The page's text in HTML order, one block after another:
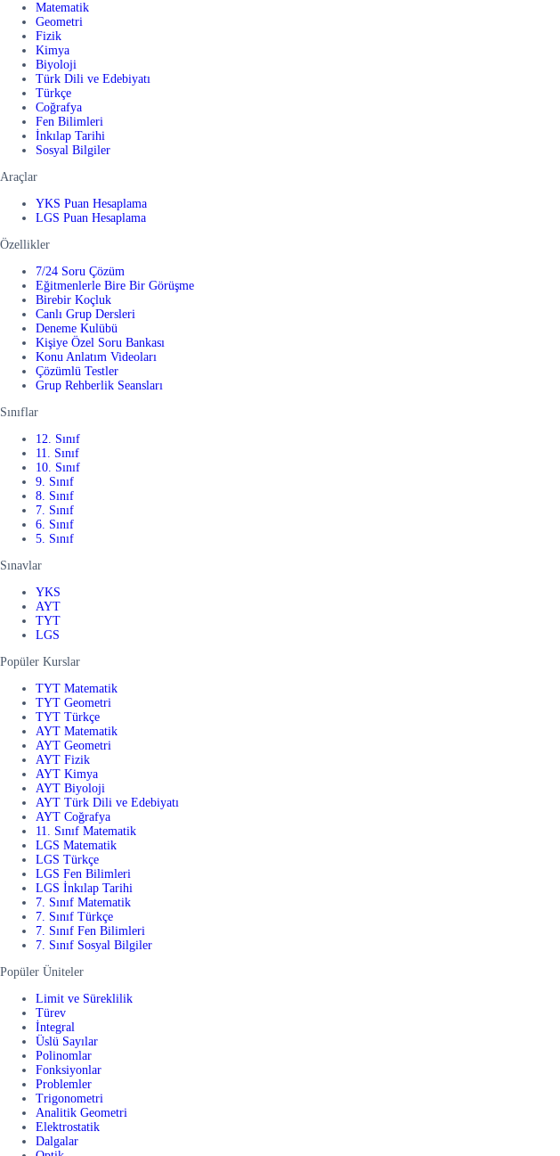
Matematik
Geometri
Fizik
Kimya
Biyoloji
Türk Dili ve Edebiyatı
Türkçe
Coğrafya
Fen Bilimleri
İnkılap Tarihi
Sosyal Bilgiler
Araçlar
YKS Puan Hesaplama
LGS Puan Hesaplama
Özellikler
7/24 Soru Çözüm
Eğitmenlerle Bire Bir Görüşme
Birebir Koçluk
Canlı Grup Dersleri
Deneme Kulübü
Kişiye Özel Soru Bankası
Konu Anlatım Videoları
Çözümlü Testler
Grup Rehberlik Seansları
Sınıflar
12. Sınıf
11. Sınıf
10. Sınıf
9. Sınıf
8. Sınıf
7. Sınıf
6. Sınıf
5. Sınıf
Sınavlar
YKS
AYT
TYT
LGS
Popüler Kurslar
TYT Matematik
TYT Geometri
TYT Türkçe
AYT Matematik
AYT Geometri
AYT Fizik
AYT Kimya
AYT Biyoloji
AYT Türk Dili ve Edebiyatı
AYT Coğrafya
11. Sınıf Matematik
LGS Matematik
LGS Türkçe
LGS Fen Bilimleri
LGS İnkılap Tarihi
7. Sınıf Matematik
7. Sınıf Türkçe
7. Sınıf Fen Bilimleri
7. Sınıf Sosyal Bilgiler
Popüler Üniteler
Limit ve Süreklilik
Türev
İntegral
Üslü Sayılar
Polinomlar
Fonksiyonlar
Problemler
Trigonometri
Analitik Geometri
Elektrostatik
Dalgalar